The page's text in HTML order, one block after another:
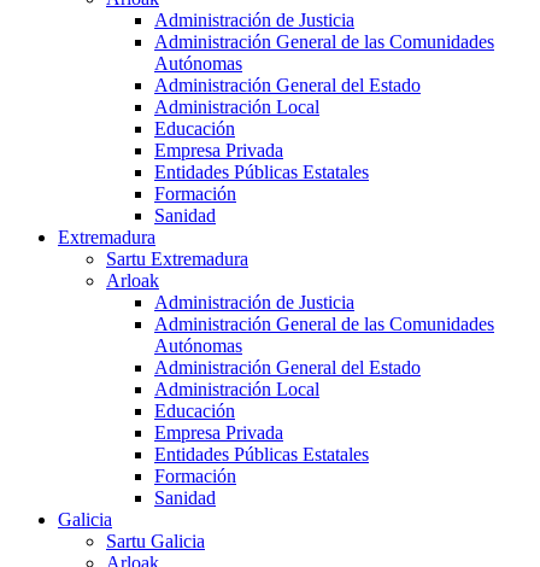
Administración de Justicia
Administración General de las Comunidades
Autónomas
Administración General del Estado
Administración Local
Educación
Empresa Privada
Entidades Públicas Estatales
Formación
Sanidad
Extremadura
Sartu Extremadura
Arloak
Administración de Justicia
Administración General de las Comunidades
Autónomas
Administración General del Estado
Administración Local
Educación
Empresa Privada
Entidades Públicas Estatales
Formación
Sanidad
Galicia
Sartu Galicia